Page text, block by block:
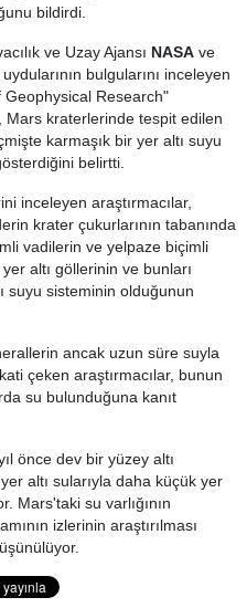
bildirdi.
ve Uzay Ajansı NASA ve
bulgularını inceleyen
Geophysical Research"
Mars kraterlerinde tespit edilen
karmaşık bir yer altı suyu
belirtti.
inceleyen araştırmacılar,
krater çukurlarının tabanında
vadilerin ve yelpaze biçimli
altı göllerinin ve bunları
suyu sisteminin olduğunun
ancak uzun süre suyla
çeken araştırmacılar, bunun
su bulunduğuna kanıt
önce dev bir yüzey altı
altı sularıyla daha küçük yer
Mars'taki su varlığının
izlerinin araştırılması